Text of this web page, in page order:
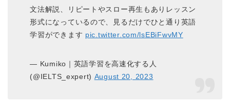
文法解説、リピートやスロー再生もありレッスン
形式になっているので、見るだけでひと通り英語
学習ができます pic.twitter.com/lsEBiFwvMY
— Kumiko｜英語学習を高速化する人
(@IELTS_expert) August 20, 2023